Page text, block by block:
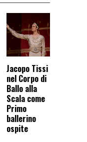
Jacopo Tissi
nel Corpo di
Ballo alla
Scala come
Primo
ballerino
ospite